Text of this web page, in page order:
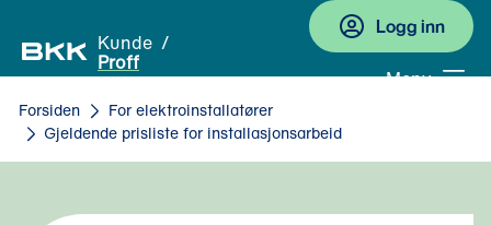
Kunde
Proff
Logg inn
Meny
Forsiden
For elektroinstallatører
Gjeldende prisliste for installasjonsarbeid